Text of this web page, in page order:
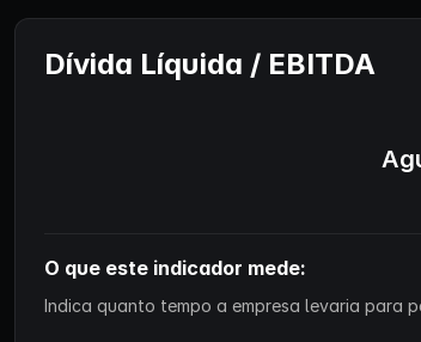
Dívida Líquida / EBITDA
O que este indicador mede:
Indica quanto tempo a empresa levaria para